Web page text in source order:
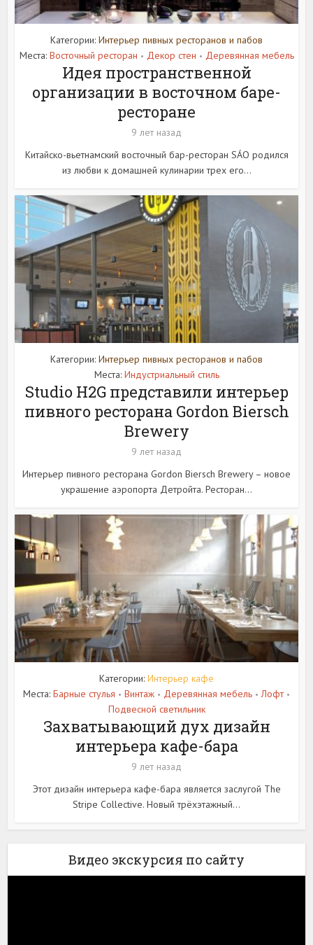
Категории: Интерьер пивных ресторанов и пабов
Места: Восточный ресторан • Декор стен • Деревянная мебель
Идея пространственной
организации в восточном баре-
ресторане
9 лет назад
Китайско-вьетнамский восточный бар-ресторан SÁO родился
из любви к домашней кулинарии трех его...
Категории: Интерьер пивных ресторанов и пабов
Места: Индустриальный стиль
Studio H2G представили интерьер
пивного ресторана Gordon Biersch
Brewery
9 лет назад
Интерьер пивного ресторана Gordon Biersch Brewery – новое
украшение аэропорта Детройта. Ресторан...
Категории: Интерьер кафе
Места: Барные стулья • Винтаж • Деревянная мебель • Лофт •
Подвесной светильник
Захватывающий дух дизайн
интерьера кафе-бара
9 лет назад
Этот дизайн интерьера кафе-бара является заслугой The
Stripe Collective. Новый трёхэтажный...
Видео экскурсия по сайту